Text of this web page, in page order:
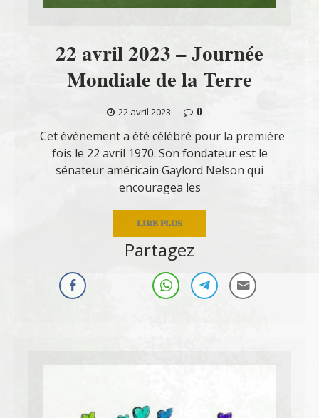
22 avril 2023 – Journée
Mondiale de la Terre
22 avril 2023
0
Cet évènement a été célébré pour la première
fois le 22 avril 1970. Son fondateur est le
sénateur américain Gaylord Nelson qui
encouragea les
LIRE PLUS
Partagez